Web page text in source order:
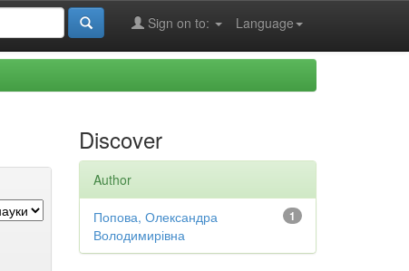
Language
Sign on to:
Discover
Author
1
Попова, Олександра
Володимирівна